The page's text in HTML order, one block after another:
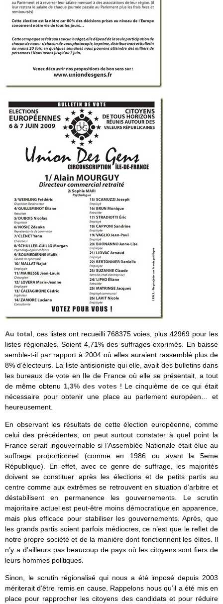
Au total , ces listes ont recueilli 768375 voies, plus 42969 pour les
listes régionales. Soient 4,71% des suffrages exprimés. En baisse
semble-t-il par rapport à 2004 où elles auraient rassemblé plus de
8% d’électeurs. La liste antisioniste qui elle, avait des bulletins dans
les bureaux de vote en Ile de France où elle se présentait, a tout
de même obtenu 1,3% des votes ! Le cinquième de ce qui était
nécessaire pour obtenir une place au parlement européen… et
heureusement.
En observant les résultats de cette élection européenne, comme
celui des précédentes, on peut surtout constater à quel point la
France serait ingouvernable si l’Assemblée Nationale était élue au
suffrage proportionnel (comme en 1986 ou avant la 5eme
République). En effet, avec ce genre de suffrage, les majorités
doivent se constituer après les élections et de petits partis au
centre comme aux extrêmes se retrouvent en situation d’arbitre et
déstabilisent en permanence les gouvernements. Le scrutin
majoritaire actuel est peut-être moins démocratique en apparence,
mais plus efficace pour stabiliser les gouvernements. Après, que
les grands partis soient parfois médiocres, ce n’est que le reflet de
notre propre société et de la manière dont fonctionnent les élites. Il
n’y a d’ailleurs pas beaucoup de pays où les citoyens sont fiers de
leurs hommes politiques.
Sinon, le scrutin régionalisé qui nous a été imposé depuis 2003
mériterait d’être remis en cause. Rappelons nous qu’il a été mis en
place pour rapprocher les citoyens des candidats et pour réduire